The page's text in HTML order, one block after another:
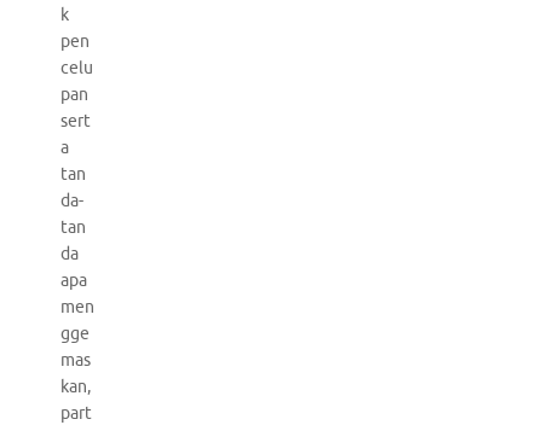
k
pen
celu
pan
sert
a
tan
da-
tan
da
apa
men
gge
mas
kan,
part